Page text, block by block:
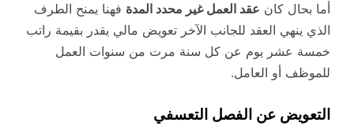
أما بحال كان عقد العمل غير محدد المدة فهنا يمنح الطرف
الذي ينهي العقد للجانب الآخر تعويض مالي يقدر بقيمة راتب
خمسة عشر يوم عن كل سنة مرت من سنوات العمل
للموظف أو العامل.
التعويض عن الفصل التعسفي